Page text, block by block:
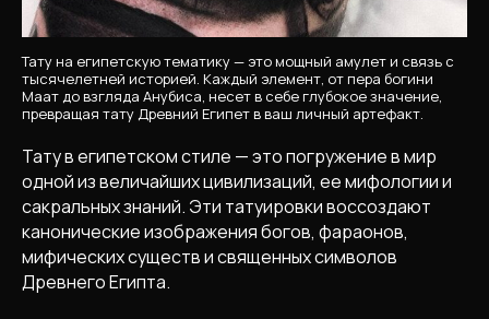
Тату на египетскую тематику — это мощный амулет и связь с
тысячелетней историей. Каждый элемент, от пера богини
Маат до взгляда Анубиса, несет в себе глубокое значение,
превращая тату Древний Египет в ваш личный артефакт.
Тату в египетском стиле — это погружение в мир
одной из величайших цивилизаций, ее мифологии и
сакральных знаний. Эти татуировки воссоздают
канонические изображения богов, фараонов,
мифических существ и священных символов
Древнего Египта.